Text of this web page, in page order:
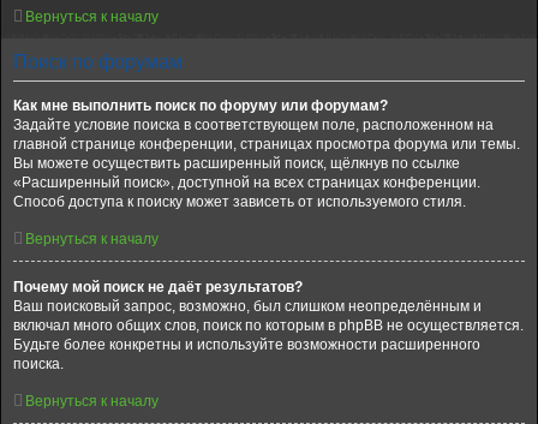
Вернуться к началу
Поиск по форумам
Как мне выполнить поиск по форуму или форумам?
Задайте условие поиска в соответствующем поле, расположенном на
главной странице конференции, страницах просмотра форума или темы.
Вы можете осуществить расширенный поиск, щёлкнув по ссылке
«Расширенный поиск», доступной на всех страницах конференции.
Способ доступа к поиску может зависеть от используемого стиля.
Вернуться к началу
Почему мой поиск не даёт результатов?
Ваш поисковый запрос, возможно, был слишком неопределённым и
включал много общих слов, поиск по которым в phpBB не осуществляется.
Будьте более конкретны и используйте возможности расширенного
поиска.
Вернуться к началу